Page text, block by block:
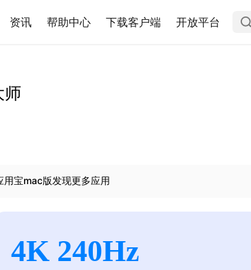
资讯 帮助中心 下载客户端 开放平台
师
宝mac版发现更多应用
4K 240Hz